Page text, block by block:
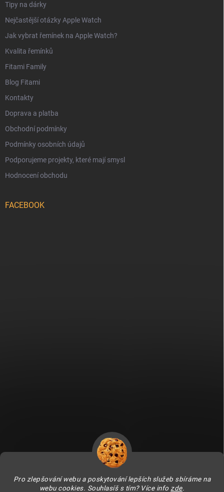
Pro zlepšování webu a poskytování lepších služeb sbíráme na
webu cookies. Souhlasíš s tím? Více info zde.
Tipy na dárky
Nejčastější otázky Apple Watch
Jak vybrat řemínek na Apple Watch?
Kvalita řemínků
Fitami Family
Blog Fitami
Kontakty
Doprava a platba
Obchodní podmínky
Podmínky osobních údajů
Podporujeme projekty, které mají smysl
Hodnocení obchodu
FACEBOOK
Fitami.sk Fitami.hu